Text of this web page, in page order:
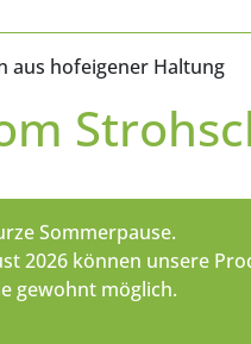
aus hofeigener Haltung
Sommerpause.
2026 können unsere
gewohnt möglich.